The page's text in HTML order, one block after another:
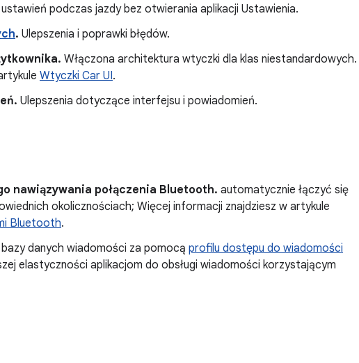
podczas jazdy bez otwierania aplikacji Ustawienia.
. Ulepszenia i poprawki błędów.
Włączona architektura wtyczki dla klas niestandardowych.
Wtyczki Car UI.
Ulepszenia dotyczące interfejsu i powiadomień.
nawiązywania połączenia Bluetooth. automatycznie łączyć się
okolicznościach; Więcej informacji znajdziesz w artykule
Bluetooth.
bazy danych wiadomości za pomocą profilu dostępu do wiadomości
elastyczności aplikacjom do obsługi wiadomości korzystającym